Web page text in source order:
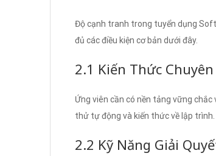
Độ cạnh tranh trong tuyển dụng
đủ các điều kiện cơ bản dưới đây.
2.1 Kiến Thức
Ứng viên cần có nền tảng vững
thử tự động và kiến thức về lập trình.
2.2 Kỹ Năng Giải